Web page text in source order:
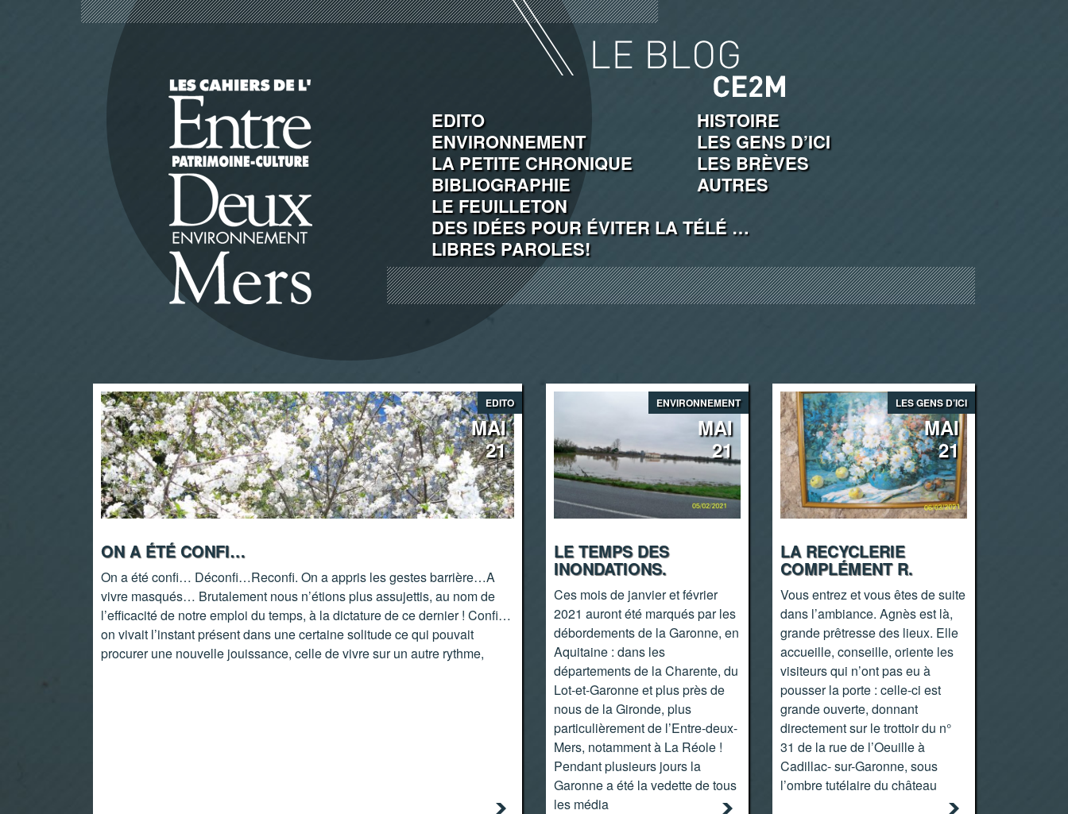
EDITO
HISTOIRE
ENVIRONNEMENT
LES GENS D’ICI
LA PETITE CHRONIQUE
LES BRÈVES
BIBLIOGRAPHIE
AUTRES
LE FEUILLETON
DES IDÉES POUR ÉVITER LA TÉLÉ …
LIBRES PAROLES!
EDITO
MAI
21
ON A ÉTÉ CONFI…
On a été confi… Déconfi…Reconfi. On a appris les gestes barrière…A
vivre masqués… Brutalement nous n’étions plus assujettis, au nom de
l’efficacité de notre emploi du temps, à la dictature de ce dernier ! Confi…
on vivait l’instant présent dans une certaine solitude ce qui pouvait
procurer une nouvelle jouissance, celle de vivre sur un autre rythme,
ENVIRONNEMENT
MAI
21
LE TEMPS DES
INONDATIONS.
Ces mois de janvier et février
2021 auront été marqués par les
débordements de la Garonne, en
Aquitaine : dans les
départements de la Charente, du
Lot-et-Garonne et plus près de
nous de la Gironde, plus
particulièrement de l’Entre-deux-
Mers, notamment à La Réole !
Pendant plusieurs jours la
Garonne a été la vedette de tous
les média
LES GENS D’ICI
MAI
21
LA RECYCLERIE
COMPLÉMENT R.
Vous entrez et vous êtes de suite
dans l’ambiance. Agnès est là,
grande prêtresse des lieux. Elle
accueille, conseille, oriente les
visiteurs qui n’ont pas eu à
pousser la porte : celle-ci est
grande ouverte, donnant
directement sur le trottoir du n°
31 de la rue de l’Oeuille à
Cadillac- sur-Garonne, sous
l’ombre tutélaire du château
Panneau de gestion des cookies